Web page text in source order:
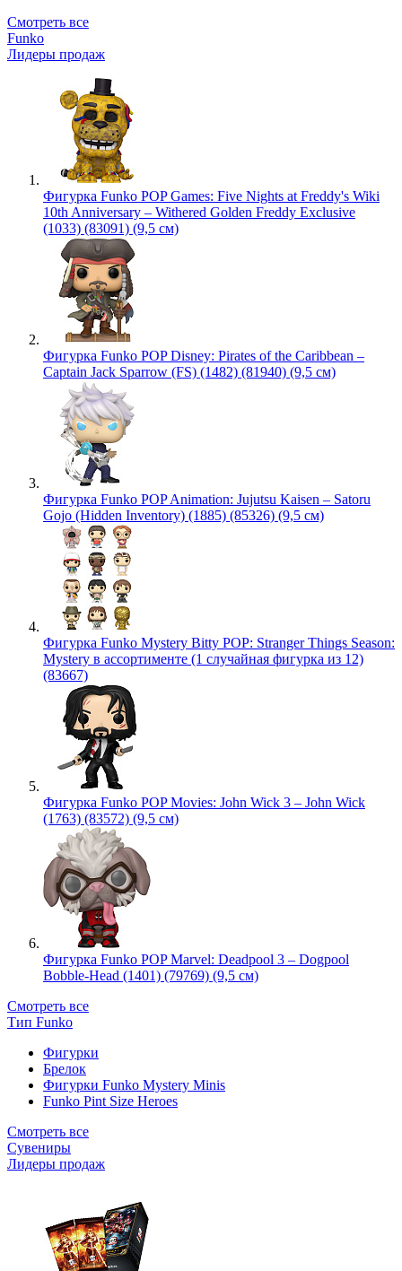
Смотреть все
Funko
Лидеры продаж
Фигурка Funko POP Games: Five Nights at Freddy's Wiki
10th Anniversary – Withered Golden Freddy Exclusive
(1033) (83091) (9,5 см)
Фигурка Funko POP Disney: Pirates of the Caribbean –
Captain Jack Sparrow (FS) (1482) (81940) (9,5 см)
Фигурка Funko POP Animation: Jujutsu Kaisen – Satoru
Gojo (Hidden Inventory) (1885) (85326) (9,5 см)
Фигурка Funko Mystery Bitty POP: Stranger Things Season:
Mystery в ассортименте (1 случайная фигурка из 12)
(83667)
Фигурка Funko POP Movies: John Wick 3 – John Wick
(1763) (83572) (9,5 см)
Фигурка Funko POP Marvel: Deadpool 3 – Dogpool
Bobble-Head (1401) (79769) (9,5 см)
Смотреть все
Тип Funko
Фигурки
Брелок
Фигурки Funko Mystery Minis
Funko Pint Size Heroes
Смотреть все
Сувениры
Лидеры продаж